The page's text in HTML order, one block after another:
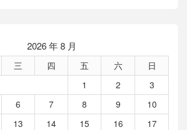
2026 年 8 月
三 四 五 六
日
1
2
3
6 7 8 9
10
13 14 15 16
17